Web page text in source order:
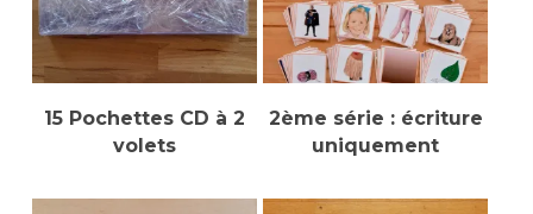
Ajouter Au Panier
15 Pochettes CD à 2
volets
Sélectionner Des
2ème série : écriture
uniquement